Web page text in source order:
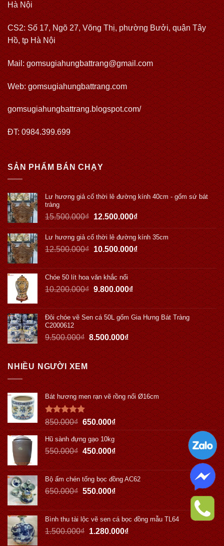
Hà Nội
CS2: Số 17, Ngõ 27, Võng Thị, phường Bưởi, quận Tây
Hồ, tp Hà Nội
Mail: gomsugiahungbattrang@gmail.com
Web:gomsugiahungbattrang.com
gomsugiahungbattrang.blogspot.com/
ĐT: 0984.399.699
SẢN PHẨM BÁN CHẠY
Lư hương giả cổ thời lê đường kính 40cm - gốm sứ bát
tràng
15.500.000₫ 12.500.000₫
Lư hương giả cổ thời lê đường kính 35cm
12.500.000₫ 10.500.000₫
Chóe 50 lít hoa văn khắc nổi
10.200.000₫ 9.800.000₫
Đôi chóe vẽ Sen cá 50L gốm Gia Hưng Bát Tràng
C2000612
9.500.000₫ 8.500.000₫
NHIỀU NGƯỜI XEM
Bát hương men rạn vẽ rồng nổi Ø16cm
Được xếp
hạng5.00
5 sao
850.000₫ 650.000₫
Hũ sành đựng gạo 10kg
550.000₫ 450.000₫
Bộ ấm chén tống bọc đồng AC62
650.000₫ 550.000₫
Bình thu tài lộc vẽ sen cá bọc đồng mẫu TL64
1.500.000₫ 1.280.000₫